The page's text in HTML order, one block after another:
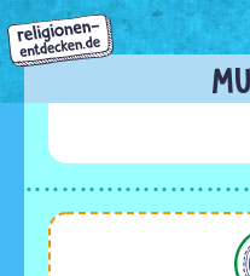
Direkt
zum
Inhalt